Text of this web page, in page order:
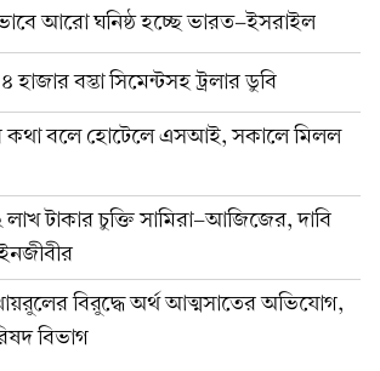
আরো ঘনিষ্ঠ হচ্ছে ভারত-ইসরাইল
হাজার বস্তা সিমেন্টসহ ট্রলার ডুবি
কথা বলে হোটেলে এসআই, সকালে মিলল
লাখ টাকার চুক্তি সামিরা-আজিজের, দাবি
বিরুদ্ধে অর্থ আত্মসাতের অভিযোগ,
বিভাগ